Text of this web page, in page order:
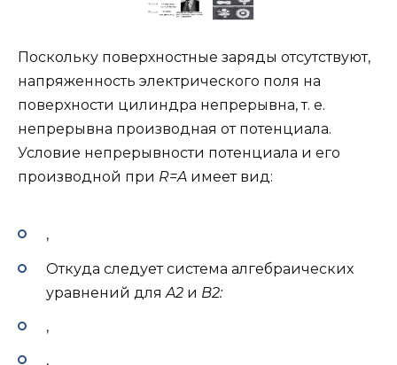
Поскольку поверхностные заряды отсутствуют,
напряженность электрического поля на
поверхности цилиндра непрерывна, т. е.
непрерывна производная от потенциала.
Условие непрерывности потенциала и его
производной при R=A имеет вид:
,
Откуда следует система алгебраических
уравнений для A2 и B2:
,
,